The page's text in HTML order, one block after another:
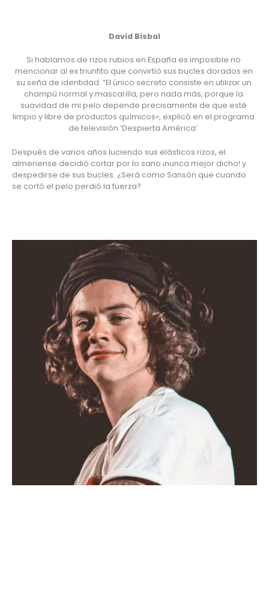
David Bisbal
Si hablamos de rizos rubios en España es imposible no
mencionar al ex triunfito que convirtió sus bucles dorados en
su seña de identidad. “El único secreto consiste en utilizar un
champú normal y mascarilla, pero nada más, porque la
suavidad de mi pelo depende precisamente de que esté
limpio y libre de productos químicos», explicó en el programa
de televisión ‘Despierta América’.
Después de varios años luciendo sus elásticos rizos, el
almeriense decidió cortar por lo sano ¡nunca mejor dicho! y
despedirse de sus bucles. ¿Será como Sansón que cuando
se cortó el pelo perdió la fuerza?